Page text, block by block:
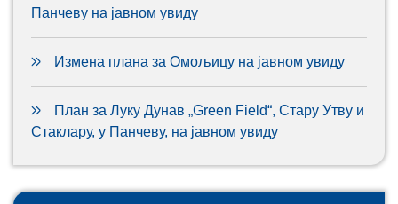
Панчеву на јавном увиду
Измена плана за Омољицу на јавном увиду
План за Луку Дунав „Green Field“, Стару Утву и
Стаклару, у Панчеву, на јавном увиду